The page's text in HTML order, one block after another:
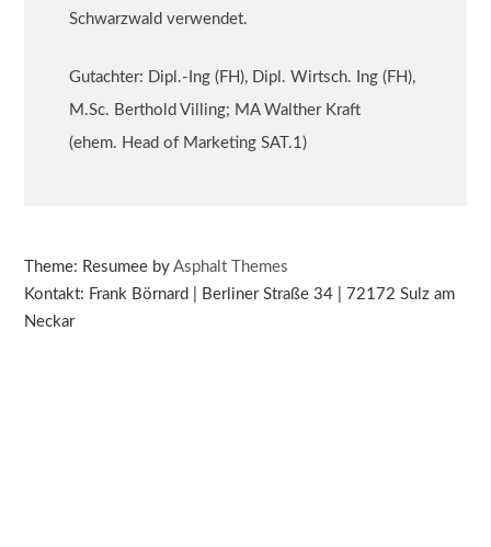
Schwarzwald verwendet.
Gutachter: Dipl.-Ing (FH), Dipl. Wirtsch. Ing (FH),
M.Sc. Berthold Villing; MA Walther Kraft
(ehem. Head of Marketing SAT.1)
Theme: Resumee byAsphalt Themes
Kontakt: Frank Börnard | Berliner Straße 34 | 72172 Sulz am
Neckar